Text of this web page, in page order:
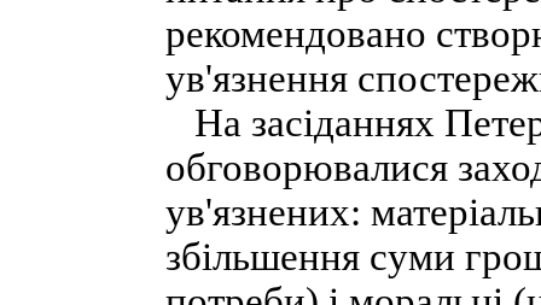
рекомендовано
ув'язнення
На засіданнях
обговорювалися
ув'язнених:
збільшення суми